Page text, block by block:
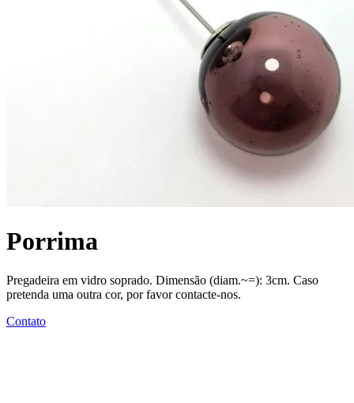
Porrima
Pregadeira em vidro soprado. Dimensão (diam.~=): 3cm. Caso
pretenda uma outra cor, por favor contacte-nos.
Contato